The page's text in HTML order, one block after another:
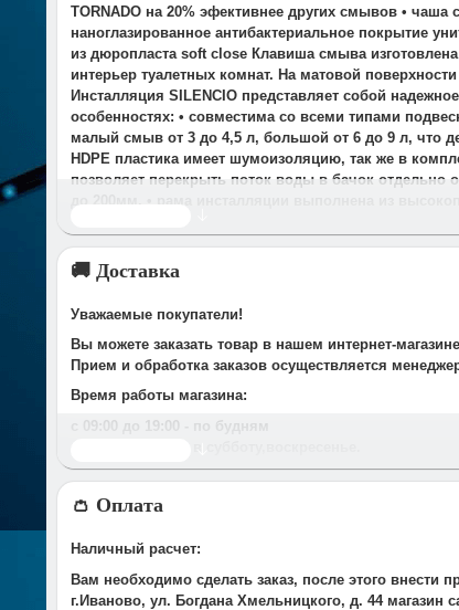
TORNADO на 20% эфективнее других смывов •
наноглазированное антибактериальное покрытие
из дюропласта soft close Клавиша смыва
интерьер туалетных комнат. На матовой
Инсталляция SILENCIO представляет собой
особенностях: • совместима со всеми типами
малый смыв от 3 до 4,5 л, большой от 6 до 9 л, что
HDPE пластика имеет шумоизоляцию, так же в
позволяет перекрыть поток воды в бачок отдельно
до 200мм. • рама инсталляции выполнена из
🚚 Доставка
Уважаемые покупатели!
Вы можете заказать товар в нашем интернет-
Прием и обработка заказов осуществляется
Время работы магазина:
с 09:00 дo 19:00 - по будням
Срок доставки оговаривается при подтверждении
У компании есть служба доставки, дополнительно
Стоимость доставки до Вашего подъезда в г.Иваново
👛 Оплата
Наличный расчет:
Вам необходимо сделать заказ, после этого внести
г.Иваново, ул. Богдана Хмельницкого, д. 44 магазин